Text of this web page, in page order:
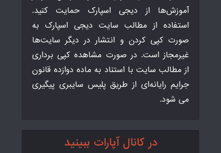
آموزش‌ها از دیجی اسپارک حمایت کنید.
استفاده از مطالب سایت دیجی اسپارک به
صورت کپی کردن و انتشار در دیگر سایت‌ها
غیرمجاز است. در صورت مشاهده کپی برداری
از مطالب سایت با استناد به ماده دوازده قانون
جرایم رایانه‌ای از طریق پلیس سایبری پیگیری
می شود.
در کانال آپارات ببینید